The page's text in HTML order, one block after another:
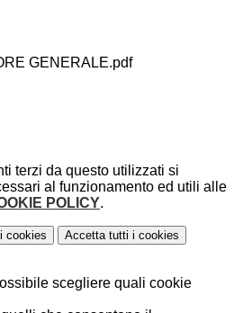
GENERALE.pdf
terzi da questo utilizzati si
al funzionamento ed utili alle
POLICY.
i cookies Accetta tutti i cookies
scegliere quali cookie